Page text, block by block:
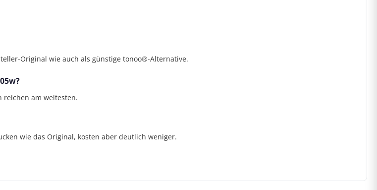
Original wie auch als günstige tonoo®-Alternative.
reichen am weitesten.
wie das Original, kosten aber deutlich weniger.